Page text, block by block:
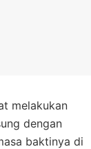
melakukan
dengan
baktinya di